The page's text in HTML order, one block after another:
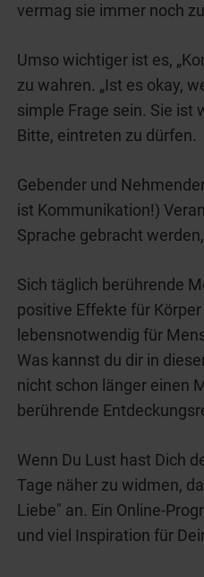
vermag sie immer noch
Umso wichtiger ist es,
zu wahren. „Ist es okay,
simple Frage sein. Sie ist
Bitte, eintreten zu dürfen.
Gebender und
ist Kommunikation!)
Sprache gebracht
Sich täglich berührende
positive Effekte für
lebensnotwendig für
Was kannst du dir in
nicht schon länger einen
berührende
Wenn Du Lust hast Dich
Tage näher zu widmen,
Liebe" an. Ein Online-
und viel Inspiration für